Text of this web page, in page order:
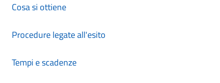
Cosa si ottiene
Procedure legate all'esito
Tempi e scadenze